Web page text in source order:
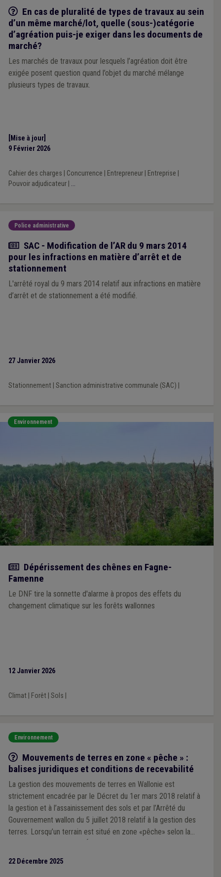
Q/R
En cas de pluralité de types de travaux au sein
d’un même marché/lot, quelle (sous-)catégorie
d’agréation puis-je exiger dans les documents de
marché?
Les marchés de travaux pour lesquels l’agréation doit être
exigée posent question quand l’objet du marché mélange
plusieurs types de travaux.
[Mise à jour]
9 Février 2026
Cahier des charges Concurrence Entrepreneur| Entreprise
Pouvoir adjudicateur| ...
Police administrative
Actualité
SAC - Modification de l’AR du 9 mars 2014
pour les infractions en matière d’arrêt et de
stationnement
L'arrêté royal du 9 mars 2014 relatif aux infractions en matière
d’arrêt et de stationnement a été modifié.
27 Janvier 2026
Stationnement| Sanction administrative communale (SAC)
Environnement
Actualité
Dépérissement des chênes en Fagne-
Famenne
Le DNF tire la sonnette d'alarme à propos des effets du
changement climatique sur les forêts wallonnes
12 Janvier 2026
Climat| Forêt| Sols
Environnement
Q/R
Mouvements de terres en zone « pêche » :
balises juridiques et conditions de recevabilité
La gestion des mouvements de terres en Wallonie est
strictement encadrée par le Décret du 1er mars 2018 relatif à
la gestion et à l’assainissement des sols et par l’Arrêté du
Gouvernement wallon du 5 juillet 2018 relatif à la gestion des
terres. Lorsqu’un terrain est situé en zone «pêche» selon la
22 Décembre 2025